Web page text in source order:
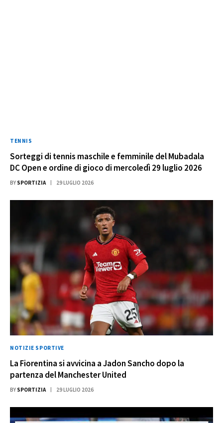
TENNIS
Sorteggi di tennis maschile e femminile del Mubadala
DC Open e ordine di gioco di mercoledì 29 luglio 2026
BY SPORTIZIA 29 LUGLIO 2026
NOTIZIE SPORTIVE
La Fiorentina si avvicina a Jadon Sancho dopo la
partenza del Manchester United
BY SPORTIZIA 29 LUGLIO 2026